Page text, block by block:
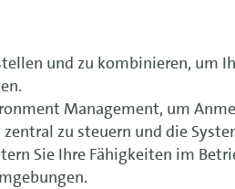
und zu kombinieren, um
Management, um
zu steuern und die
Sie Ihre Fähigkeiten im